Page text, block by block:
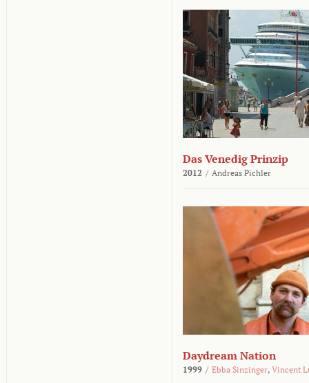
Das Venedig Prinzip
2012 / Andreas Pichler
Daydream Nation
1999 / Ebba Sinzinger, Vincent